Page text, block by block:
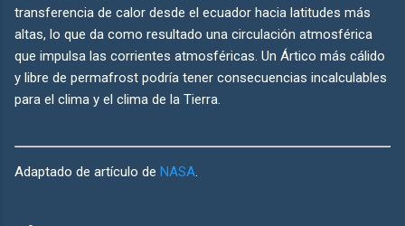
transferencia de calor desde el ecuador hacia latitudes más
altas, lo que da como resultado una circulación atmosférica
que impulsa las corrientes atmosféricas. Un Ártico más cálido
y libre de permafrost podría tener consecuencias incalculables
para el clima y el clima de la Tierra.
Adaptado de artículo de NASA